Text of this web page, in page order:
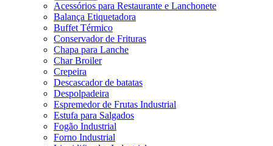
Acessórios para Restaurante e Lanchonete
Balança Etiquetadora
Buffet Térmico
Conservador de Frituras
Chapa para Lanche
Char Broiler
Crepeira
Descascador de batatas
Despolpadeira
Espremedor de Frutas Industrial
Estufa para Salgados
Fogão Industrial
Forno Industrial